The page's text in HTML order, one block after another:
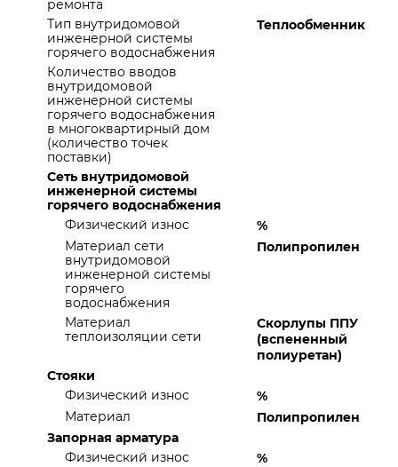
ремонта
Тип внутридомовой
инженерной системы
горячего водоснабжения
Теплообменник
Количество вводов
внутридомовой
инженерной системы
горячего водоснабжения
в многоквартирный дом
(количество точек
поставки)
Сеть внутридомовой
инженерной системы
горячего водоснабжения
Физический износ
%
Материал сети
внутридомовой
инженерной системы
горячего
водоснабжения
Полипропилен
Материал
теплоизоляции сети
Скорлупы ППУ
(вспененный
полиуретан)
Стояки
Физический износ
%
Материал
Полипропилен
Запорная арматура
Физический износ
%